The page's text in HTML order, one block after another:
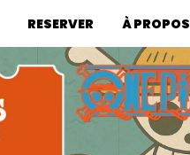
RESERVER
À PROPOS